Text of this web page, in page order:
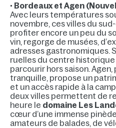
• Bordeaux et Agen
Avec leurs températures
novembre, ces villes du
profiter encore un peu du
vin, regorge de musées,
adresses gastronomiques.
ruelles du centre
parcourir hors saison.
tranquille, propose un
et un accès rapide à la
deux villes permettent de
heure le domaine Les
cœur d’une immense
amateurs de balades, de